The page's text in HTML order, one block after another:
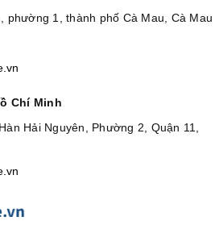
phường 1, thành phố Cà Mau, Cà Mau
Chí Minh
Hải Nguyên, Phường 2, Quận 11,